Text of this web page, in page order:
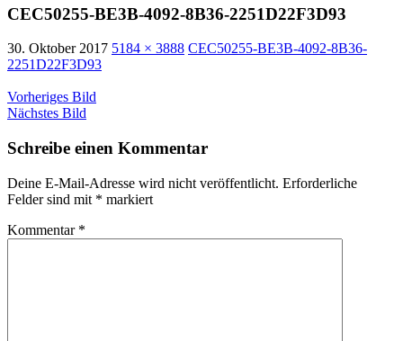
CEC50255-BE3B-4092-8B36-2251D22F3D93
30. Oktober 2017 5184 × 3888 CEC50255-BE3B-4092-8B36-
2251D22F3D93
Vorheriges Bild
Nächstes Bild
Schreibe einen Kommentar
Deine E-Mail-Adresse wird nicht veröffentlicht. Erforderliche
Felder sind mit * markiert
Kommentar *